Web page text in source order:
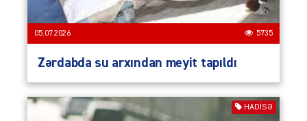
05.07.2026 5735
Zərdabda su arxından meyit tapıldı
HADISƏ